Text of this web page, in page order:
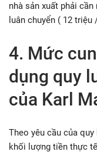
nhà sản xuất phải
luân chuyển ( 12 triệu
4. Mức
dụng quy
của Karl
Theo yêu cầu của
khối lượng tiền thực